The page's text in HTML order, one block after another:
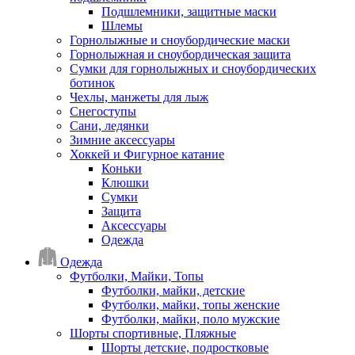
Подшлемники, защитные маски
Шлемы
Горнолыжные и сноубордические маски
Горнолыжная и сноубордическая защита
Сумки для горнолыжных и сноубордических
ботинок
Чехлы, манжеты для лыж
Снегоступы
Сани, ледянки
Зимние аксессуары
Хоккей и Фигурное катание
Коньки
Клюшки
Сумки
Защита
Аксессуары
Одежда
Одежда
Футболки, Майки, Топы
Футболки, майки, детские
Футболки, майки, топы женские
Футболки, майки, поло мужские
Шорты спортивные, Пляжные
Шорты детские, подростковые